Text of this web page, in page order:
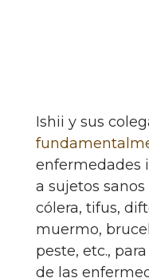
Ishii y sus
enfermedades
a sujetos
cólera, tifus,
muermo,
peste, etc.,
de las